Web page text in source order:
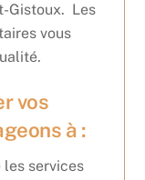
Gistoux. Les
vous
vos
à :
services